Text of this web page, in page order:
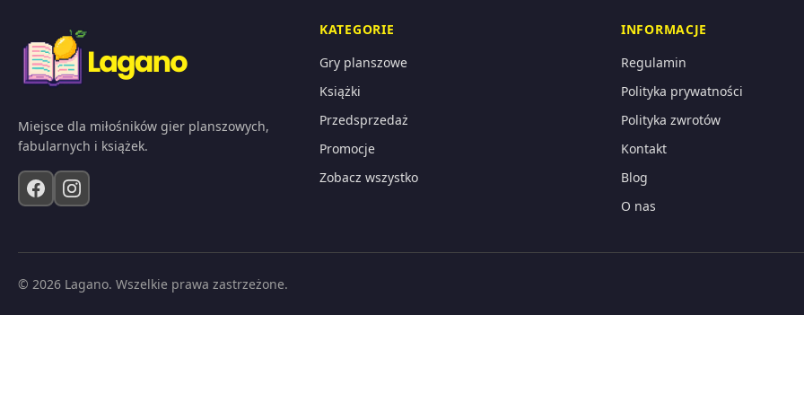
Miejsce dla miłośników gier planszowych,
fabularnych i książek.
KATEGORIE
Gry planszowe
Książki
Przedsprzedaż
Promocje
Zobacz wszystko
INFORMACJE
Regulamin
Polityka prywatności
Polityka zwrotów
Kontakt
Blog
O nas
© 2026 Lagano. Wszelkie prawa zastrzeżone.